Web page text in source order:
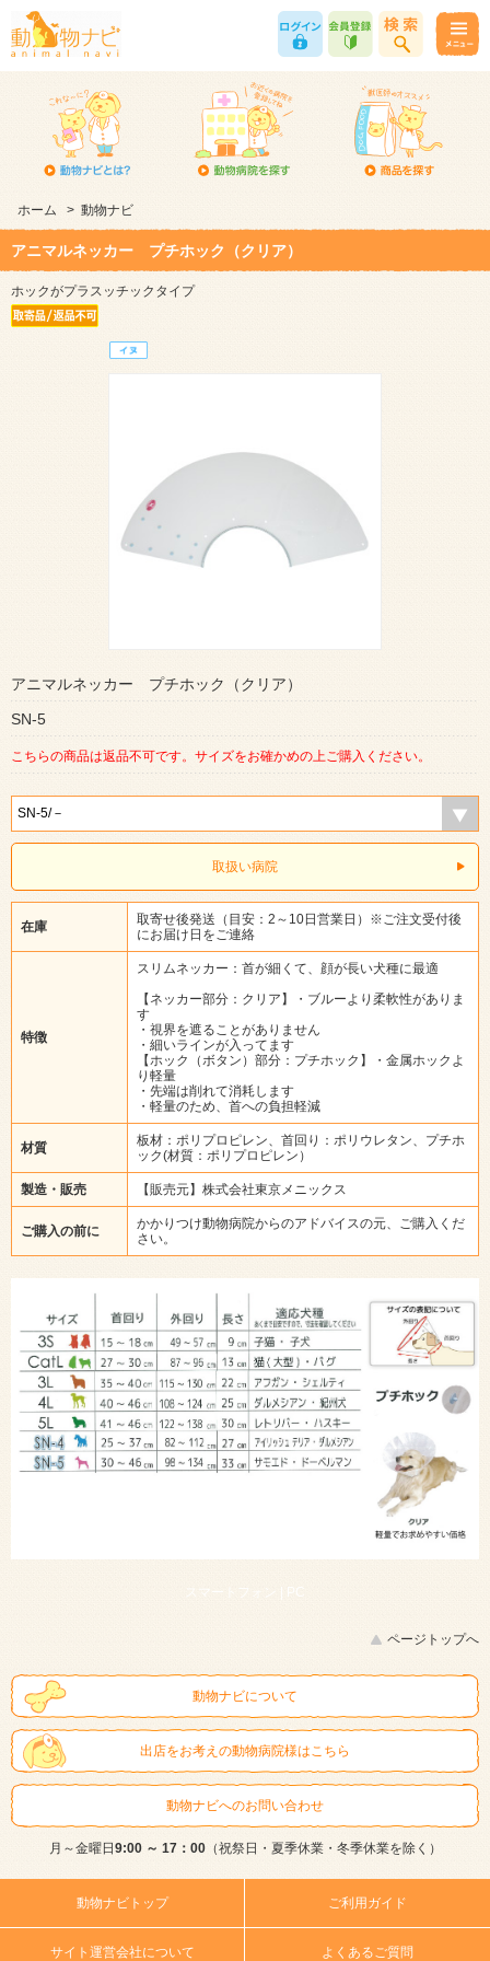
ホーム > 動物ナビ
アニマルネッカー プチホック（クリア）
ホックがプラスッチックタイプ
アニマルネッカー プチホック（クリア）
SN-5
こちらの商品は返品不可です。サイズをお確かめの上ご購入ください。
取扱い病院
在庫
取寄せ後発送（目安：2～10日営業日）※ご注文受付後
にお届け日をご連絡
特徴
スリムネッカー：首が細くて、顔が長い犬種に最適
【ネッカー部分：クリア】・ブルーより柔軟性がありま
す
・視界を遮ることがありません
・細いラインが入ってます
【ホック（ボタン）部分：プチホック】・金属ホックよ
り軽量
・先端は削れて消耗します
・軽量のため、首への負担軽減
材質
板材：ポリプロピレン、首回り：ポリウレタン、プチホ
ック(材質：ポリプロピレン）
製造・販売 【販売元】株式会社東京メニックス
ご購入の前に
かかりつけ動物病院からのアドバイスの元、ご購入くだ
さい。
スマートフォン | PC
ページトップへ
動物ナビについて
出店をお考えの動物病院様はこちら
動物ナビへのお問い合わせ
月～金曜日 9:00 ～ 17：00（祝祭日・夏季休業・冬季休業を除く）
動物ナビトップ ご利用ガイド
サイト運営会社について よくあるご質問